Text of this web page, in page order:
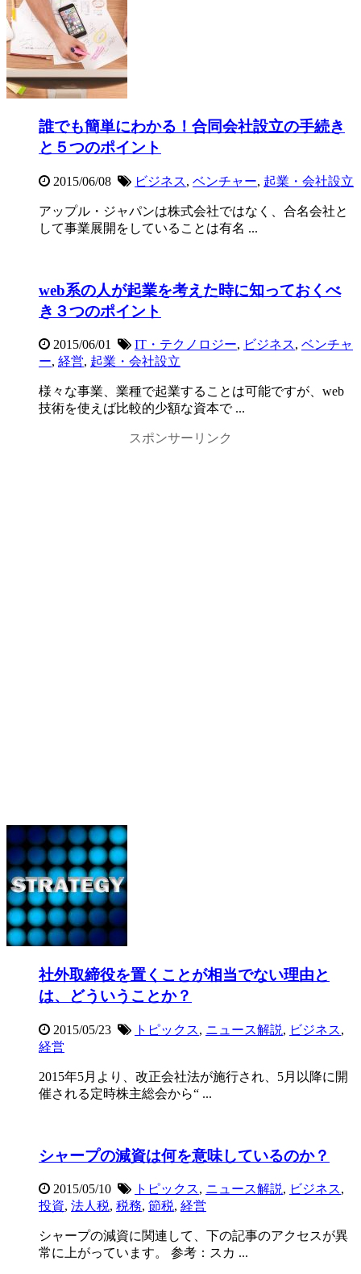
誰でも簡単にわかる！合同会社設立の手続き
と５つのポイント
2015/06/08 ビジネス, ベンチャー, 起業・会社設立
アップル・ジャパンは株式会社ではなく、合名会社と
して事業展開をしていることは有名 ...
web系の人が起業を考えた時に知っておくべ
き３つのポイント
2015/06/01 IT・テクノロジー, ビジネス, ベンチャ
ー, 経営, 起業・会社設立
様々な事業、業種で起業することは可能ですが、web
技術を使えば比較的少額な資本で ...
スポンサーリンク
社外取締役を置くことが相当でない理由と
は、どういうことか？
2015/05/23 トピックス, ニュース解説, ビジネス,
経営
2015年5月より、改正会社法が施行され、5月以降に開
催される定時株主総会から“ ...
シャープの減資は何を意味しているのか？
2015/05/10 トピックス, ニュース解説, ビジネス,
投資, 法人税, 税務, 節税, 経営
シャープの減資に関連して、下の記事のアクセスが異
常に上がっています。 参考：スカ ...